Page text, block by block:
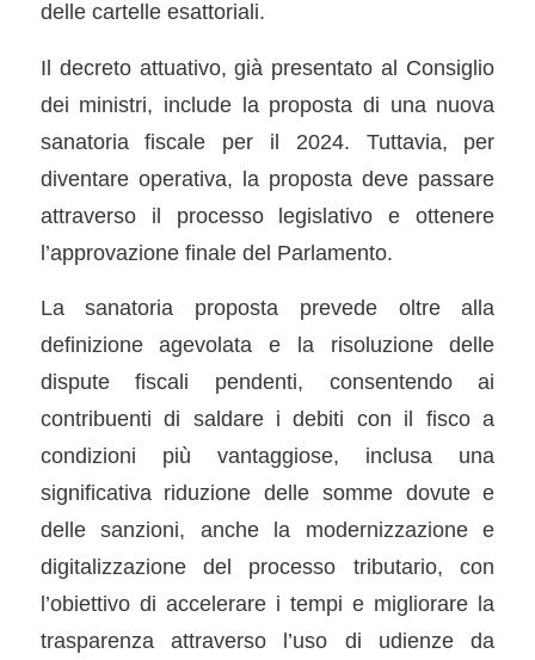
delle cartelle esattoriali.
Il decreto attuativo, già presentato al Consiglio
dei ministri, include la proposta di una nuova
sanatoria fiscale per il 2024. Tuttavia, per
diventare operativa, la proposta deve passare
attraverso il processo legislativo e ottenere
l’approvazione finale del Parlamento.
La sanatoria proposta prevede oltre alla
definizione agevolata e la risoluzione delle
dispute fiscali pendenti, consentendo ai
contribuenti di saldare i debiti con il fisco a
condizioni più vantaggiose, inclusa una
significativa riduzione delle somme dovute e
delle sanzioni, anche la modernizzazione e
digitalizzazione del processo tributario, con
l’obiettivo di accelerare i tempi e migliorare la
trasparenza attraverso l’uso di udienze da